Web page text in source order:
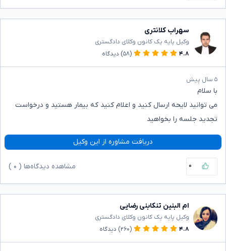
سهراب کلانتری
وکیل پایه یک کانون وکلای دادگستری
۴.۸
(۵۸) دیدگاه
۵ سال پیش
با سلام
می توانید لایحه ارسال کنید و اعلام کنید که بیمار هستید و درخواست
تجدید جلسه را بخواهید
دریافت مشاوره از این وکیل
۰ مشاهده دیدگاه‌ها ( ۰
ام البنین تنکابنی رضایی
وکیل پایه یک کانون وکلای دادگستری
۴.۸
(۲۶۰) دیدگاه